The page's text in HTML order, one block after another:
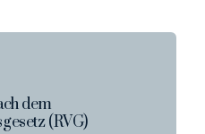
dem
(RVG)